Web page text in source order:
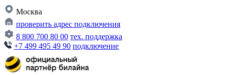
Москва
проверить адрес подключения
8 800 700 80 00 тех. поддержка
+7 499 495 49 90 подключение